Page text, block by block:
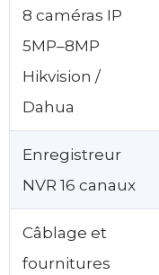
8 caméras IP
5MP–8MP
Hikvision /
Dahua
Enregistreur
NVR 16 canaux
Câblage et
fournitures